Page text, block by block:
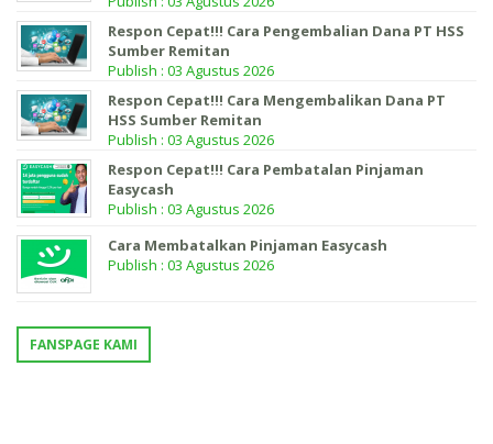
Respon Cepat!!! Cara Pengembalian Dana PT HSS
Sumber Remitan
Publish : 03 Agustus 2026
Respon Cepat!!! Cara Mengembalikan Dana PT
HSS Sumber Remitan
Publish : 03 Agustus 2026
Respon Cepat!!! Cara Pembatalan Pinjaman
Easycash
Publish : 03 Agustus 2026
Cara Membatalkan Pinjaman Easycash
Publish : 03 Agustus 2026
FANSPAGE KAMI